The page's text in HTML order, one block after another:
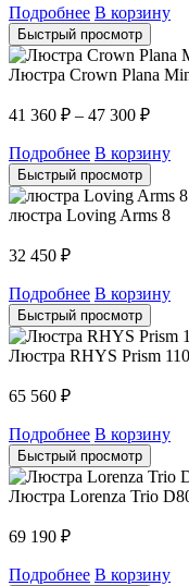
Подробнее В корзину
Быстрый просмотр
Люстра Crown Plana
41 360 ₽ – 47 300 ₽
Подробнее В корзину
Быстрый просмотр
люстра Loving Arms 8
32 450 ₽
Подробнее В корзину
Быстрый просмотр
Люстра RHYS Prism
65 560 ₽
Подробнее В корзину
Быстрый просмотр
Люстра Lorenza Trio
69 190 ₽
Подробнее В корзину